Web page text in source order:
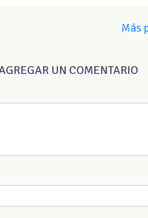
Más
UN COMENTARIO